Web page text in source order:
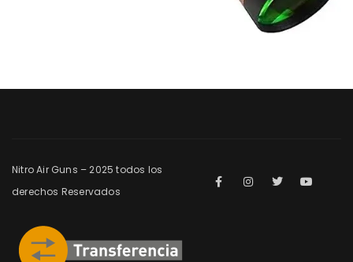
Nitro Air Guns – 2025 todos los
derechos Reservados